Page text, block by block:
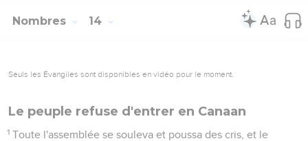
Nombres 14
Seuls les Évangiles sont disponibles en vidéo pour le moment.
Le peuple refuse d'entrer en Canaan
1 Toute l'assemblée se souleva et poussa des cris, et le